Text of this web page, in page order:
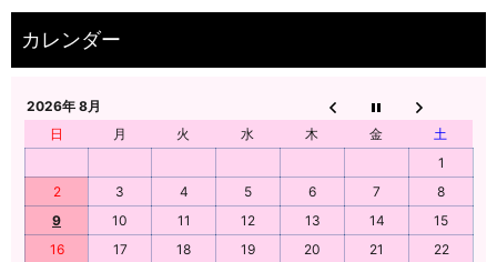
2026年 8月
日
月 火 水 木 金
土
1
2
3 4 5 6 7
8
9
10 11 12 13 14
15
16
17 18 19 20 21
22